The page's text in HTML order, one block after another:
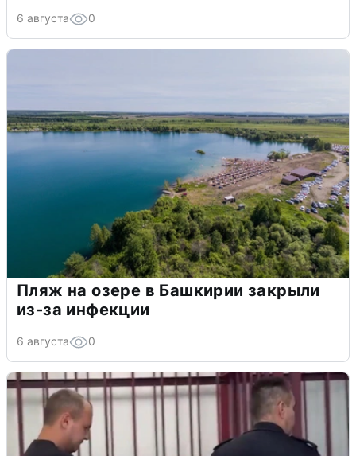
6 августа 0
Пляж на озере в Башкирии закрыли
из-за инфекции
6 августа 0